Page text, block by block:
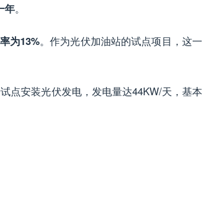
年。
为13%。作为光伏加油站的试点项目，这一
点安装光伏发电，发电量达44KW/天，基本